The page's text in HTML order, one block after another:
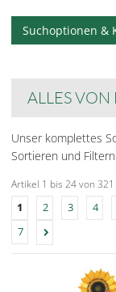
Suchoptionen &
ALLES
Unser komplettes
Sortieren und
Artikel 1 bis 24 von
1
2 3 4
7